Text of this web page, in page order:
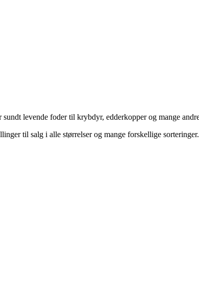
levende foder til krybdyr, edderkopper og mange
til salg i alle størrelser og mange forskellige